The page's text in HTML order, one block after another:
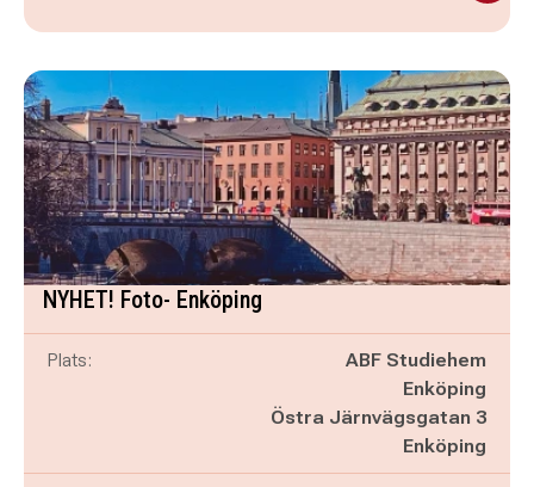
NYHET! Foto- Enköping
Plats:
ABF Studiehem
Enköping
Östra Järnvägsgatan 3
Enköping